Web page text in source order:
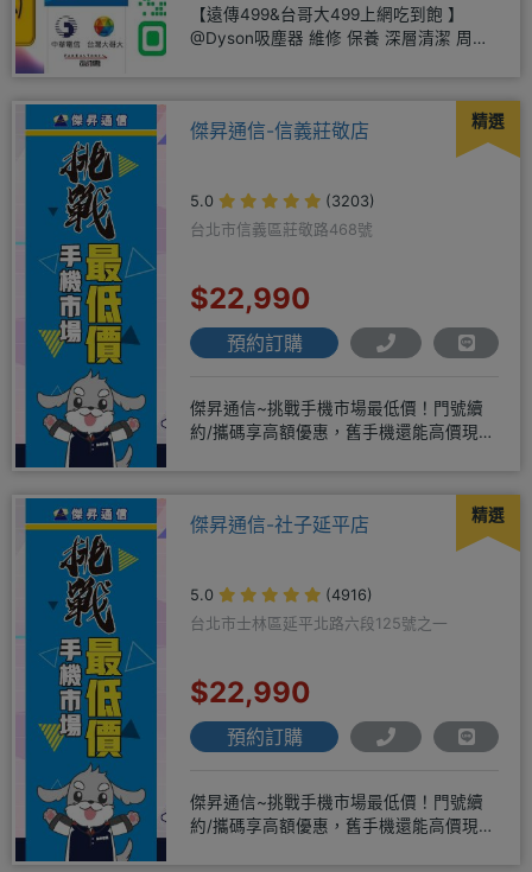
【遠傳499&台哥大499上網吃到飽 】
@Dyson吸塵器 維修 保養 深層清潔 周邊
精選
傑昇通信-信義莊敬店
5.0
(3203)
台北市信義區莊敬路468號
$22,990
預約訂購
傑昇通信~挑戰手機市場最低價！門號續
約/攜碼享高額優惠，舊手機還能高價現金
精選
傑昇通信-社子延平店
5.0
(4916)
台北市士林區延平北路六段125號之一
$22,990
預約訂購
傑昇通信~挑戰手機市場最低價！門號續
約/攜碼享高額優惠，舊手機還能高價現金